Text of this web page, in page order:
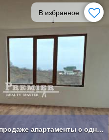
В избранное
Предлагаем к продаже апартаменты с одной спальней в городе Бяла..